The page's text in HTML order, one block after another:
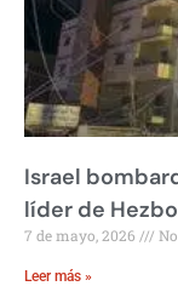
Israel
líder de
7 de mayo, 2026
Leer más »